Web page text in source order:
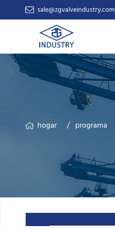
sale@zgvalveindustry.com
hogar programa